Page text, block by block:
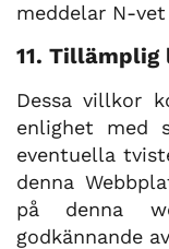
meddelar N-vet
11.
Dessa villkor
enlighet med
eventuella
denna
på denna
godkännande